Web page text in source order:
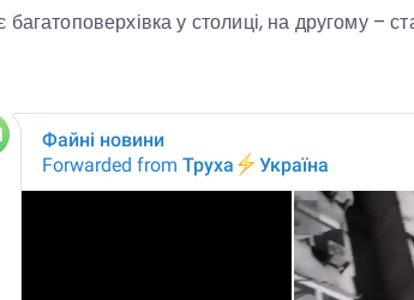
у столиці, на другому –